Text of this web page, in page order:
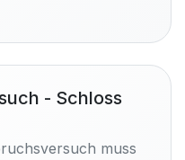
- Schloss
muss